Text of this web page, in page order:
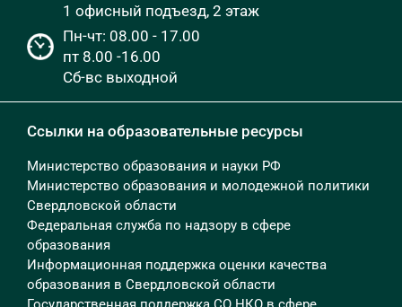
1 офисный подъезд, 2 этаж
Пн-чт: 08.00 - 17.00
пт 8.00 -16.00
Сб-вс выходной
Ссылки на образовательные ресурсы
Министерство образования и науки РФ
Министерство образования и молодежной политики
Свердловской области
Федеральная служба по надзору в сфере
образования
Информационная поддержка оценки качества
образования в Свердловской области